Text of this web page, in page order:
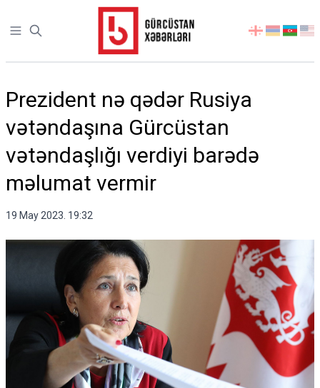
Open sidebar
აირჩიეთ
Prezident nə qədər Rusiya
vətəndaşına Gürcüstan
vətəndaşlığı verdiyi barədə
məlumat vermir
19 May 2023. 19:32